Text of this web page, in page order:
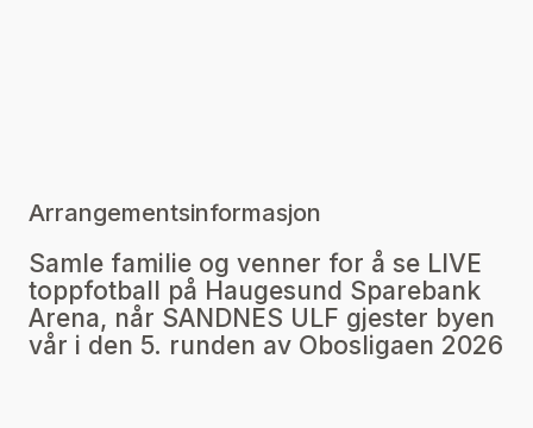
Arrangementsinformasjon
Samle familie og venner for å se LIVE
toppfotball på Haugesund Sparebank
Arena, når SANDNES ULF gjester byen
vår i den 5. runden av Obosligaen 2026